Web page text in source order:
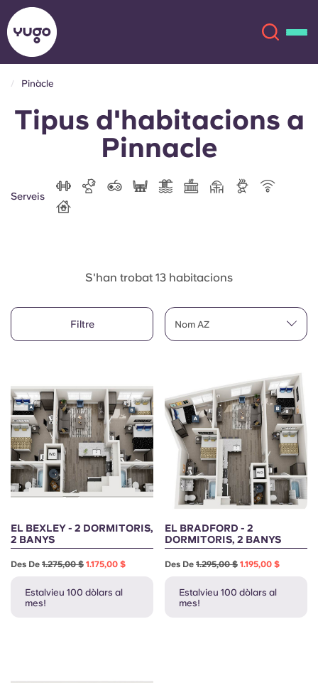
Sobre
Més
English (GB)
Chinese
Español
Català
Deutsch
Selecciona un país
Selecciona una residència
Inicia la sessió
Reserva ara
English (GB)
English (US)
Chinese Español
Pinàcle
Tipus d'habitacions a
Pinnacle
Serveis
S'han trobat 13 habitacions
Filtre Nom AZ
EL BEXLEY - 2 DORMITORIS,
2 BANYS
Des De 1.275,00 $ 1.175,00 $
Estalvieu 100 dòlars al
mes!
EL BRADFORD - 2
DORMITORIS, 2 BANYS
Des De 1.295,00 $ 1.195,00 $
Estalvieu 100 dòlars al
mes!